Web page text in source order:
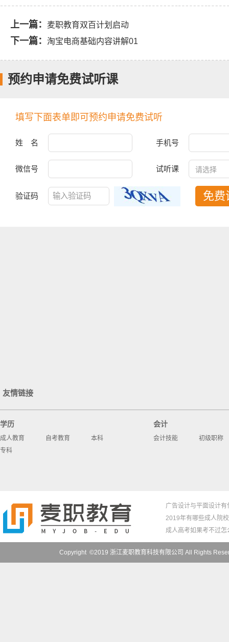
上一篇： 麦职教育双百计划启动
下一篇： 淘宝电商基础内容讲解01
预约申请免费试听课
填写下面表单即可预约申请免费试听
姓 名 手机号
微信号 试听课
验证码 免费
友情链接
学历
成人教育 自考教育
本科
专科
会计
会计技能 初级职称
广告设计与平面设计有
2019年有哪些成人院
成人高考如果考不过怎
Copyright ©2019 浙江麦职教育科技有限公司 All Rights